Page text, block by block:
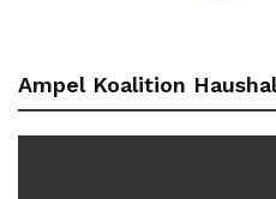
Ampel Koalition